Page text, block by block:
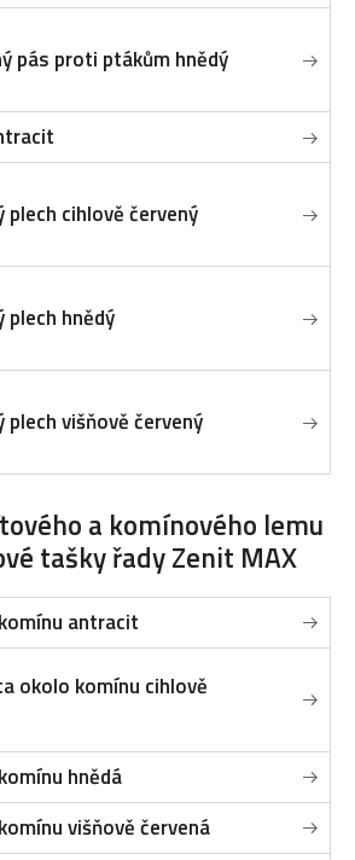
pás proti ptákům hnědý
plech cihlově červený
plech hnědý
plech višňově červený
a komínového lemu
tašky řady Zenit MAX
antracit
okolo komínu cihlově
hnědá
višňově červená